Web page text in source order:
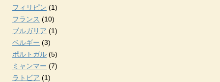
フィリピン (1)
フランス (10)
ブルガリア (1)
ベルギー (3)
ポルトガル (5)
ミャンマー (7)
ラトビア (1)